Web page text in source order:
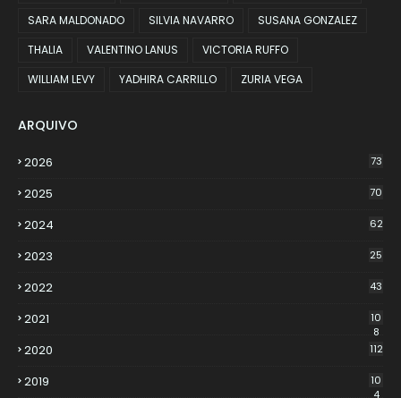
SARA MALDONADO
SILVIA NAVARRO
SUSANA GONZALEZ
THALIA
VALENTINO LANUS
VICTORIA RUFFO
WILLIAM LEVY
YADHIRA CARRILLO ZURIA VEGA
ARQUIVO
2026 73
2025 70
2024 62
2023 25
2022 43
2021
10
8
2020 112
2019
10
4